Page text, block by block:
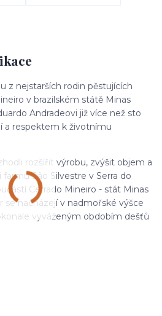
z nejstarších rodin pěstujících
v brazilském státě Minas
Andradeovi již více než sto
a respektem k životnímu
rozšířit výrobu, zvýšit objem a
São Silvestre v Serra do
Cerrado Mineiro - stát Minas
se nacházejí v nadmořské výšce
vyváženým obdobím dešťů